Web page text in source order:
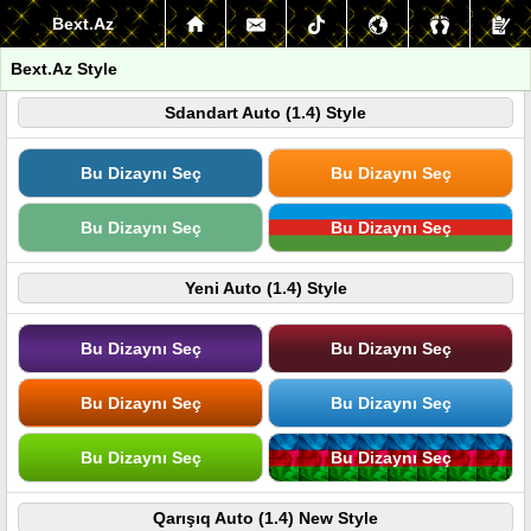
Bext.Az
Bext.Az Style
Sdandart Auto (1.4) Style
Bu Dizaynı Seç Bu Dizaynı Seç
Bu Dizaynı Seç Bu Dizaynı Seç
Yeni Auto (1.4) Style
Bu Dizaynı Seç Bu Dizaynı Seç
Bu Dizaynı Seç Bu Dizaynı Seç
Bu Dizaynı Seç Bu Dizaynı Seç
Qarışıq Auto (1.4) New Style